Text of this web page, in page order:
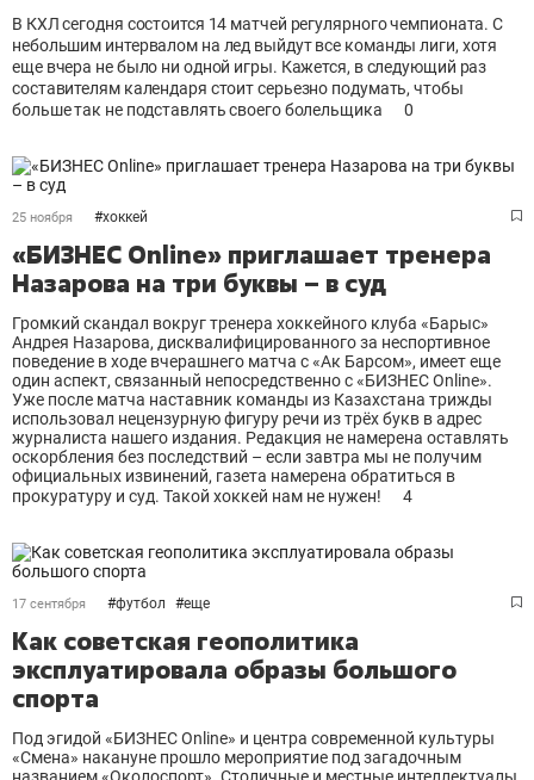
В КХЛ сегодня состоится 14 матчей регулярного чемпионата. С
небольшим интервалом на лед выйдут все команды лиги, хотя
еще вчера не было ни одной игры. Кажется, в следующий раз
составителям календаря стоит серьезно подумать, чтобы
больше так не подставлять своего болельщика
0
25 ноября #хоккей
«БИЗНЕС Online» приглашает тренера
Назарова на три буквы – в суд
Громкий скандал вокруг тренера хоккейного клуба «Барыс»
Андрея Назарова, дисквалифицированного за неспортивное
поведение в ходе вчерашнего матча с «Ак Барсом», имеет еще
один аспект, связанный непосредственно с «БИЗНЕС Online».
Уже после матча наставник команды из Казахстана трижды
использовал нецензурную фигуру речи из трёх букв в адрес
журналиста нашего издания. Редакция не намерена оставлять
оскорбления без последствий – если завтра мы не получим
официальных извинений, газета намерена обратиться в
прокуратуру и суд. Такой хоккей нам не нужен!
4
17 сентября #футбол #еще
Как советская геополитика
эксплуатировала образы большого
спорта
Под эгидой «БИЗНЕС Online» и центра современной культуры
«Смена» накануне прошло мероприятие под загадочным
названием «Околоспорт». Столичные и местные интеллектуалы